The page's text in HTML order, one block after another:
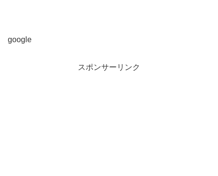
google
スポンサーリンク